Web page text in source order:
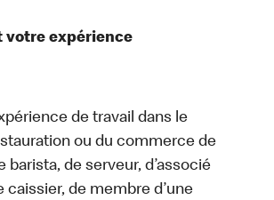
votre expérience
de travail dans le
ou du commerce de
barista, de serveur, d’associé
caissier, de membre d’une